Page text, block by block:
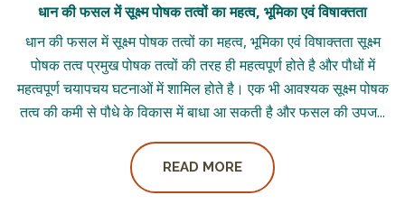
धान की फसल में सूक्ष्म पोषक तत्वों का महत्व, भूमिका एवं विषाक्तता
धान की फसल में सूक्ष्म पोषक तत्वों का महत्व, भूमिका एवं विषाक्तता सूक्ष्म
पोषक तत्व प्रमुख पोषक तत्वों की तरह ही महत्वपूर्ण होते है और पौधों में
महत्वपूर्ण चयापचय घटनाओं में शामिल होते है। एक भी आवश्यक सूक्ष्म पोषक
तत्व की कमी से पौधे के विकास में बाधा आ सकती है और फसल की उपज...
READ MORE